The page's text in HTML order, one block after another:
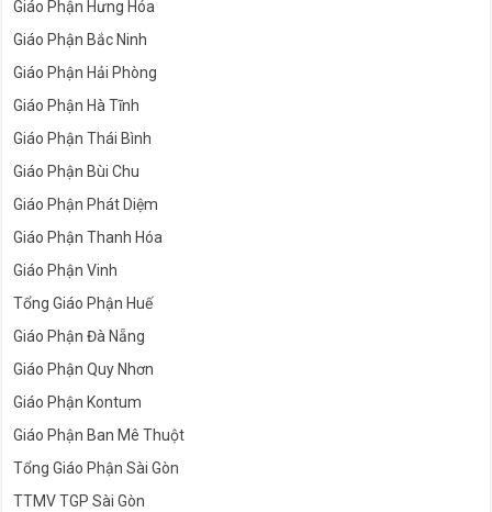
Giáo Phận Hưng Hóa
Giáo Phận Bắc Ninh
Giáo Phận Hải Phòng
Giáo Phận Hà Tĩnh
Giáo Phận Thái Bình
Giáo Phận Bùi Chu
Giáo Phận Phát Diệm
Giáo Phận Thanh Hóa
Giáo Phận Vinh
Tổng Giáo Phận Huế
Giáo Phận Đà Nẵng
Giáo Phận Quy Nhơn
Giáo Phận Kontum
Giáo Phận Ban Mê Thuột
Tổng Giáo Phận Sài Gòn
TTMV TGP Sài Gòn